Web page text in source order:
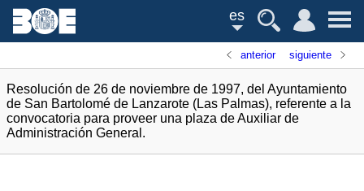
es
anterior siguiente
Resolución de 26 de noviembre de 1997, del Ayuntamiento
de San Bartolomé de Lanzarote (Las Palmas), referente a la
convocatoria para proveer una plaza de Auxiliar de
Administración General.